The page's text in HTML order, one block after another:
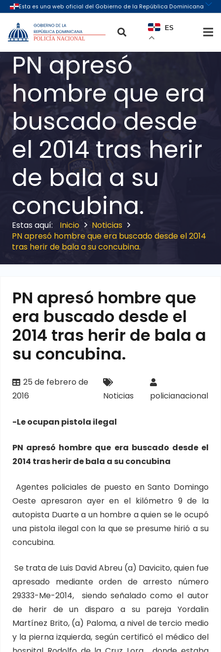
ES
PN apresó
hombre que era
buscado desde
el 2014 tras herir
de bala a su
concubina.
Inicio
Noticias
PN apresó hombre que era buscado desde el 2014
tras herir de bala a su concubina.
PN apresó hombre que
era buscado desde el
2014 tras herir de bala a
su concubina.
25 de febrero de
2016
Noticias policianacional
-Le ocupan pistola ilegal
PN apresó hombre que era buscado desde el
2014 tras herir de bala a su concubina
Agentes policiales de puesto en Santo Domingo
Oeste apresaron ayer en el kilómetro 9 de la
autopista Duarte a un hombre a quien se le ocupó
una pistola ilegal con la que se presume hirió a su
concubina.
Se trata de Luis David Abreu (a) Davicito, quien fue
apresado mediante orden de arresto número
29333-Me-2014, siendo señalado como el autor
de herir de un disparo a su pareja Yordalin
Martínez Brito, (a) Paloma, a nivel de tercio medio
y la pierna izquierda, según certificó el médico del